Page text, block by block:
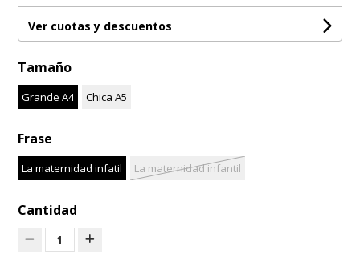
Ver cuotas y descuentos
Tamaño
Grande A4 Chica A5
Frase
La maternidad infatil La maternidad infantil
Cantidad
1